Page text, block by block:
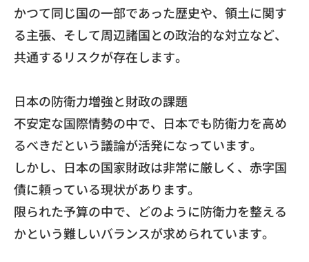
かつて同じ国の一部であった歴史や、領土に関す
る主張、 そして周辺諸国との政治的な対立など、
共通するリスクが存在します。
日本の防衛力増強と財政の課題
不安定な国際情勢の中で、 日本でも防衛力を高め
るべきだという議論が活発になっています。
しかし、日本の国家財政は非常に厳しく、 赤字国
債に頼っている現状があります。
限られた予算の中で、 どのように防衛力を整える
かという難しいバランスが求められています。